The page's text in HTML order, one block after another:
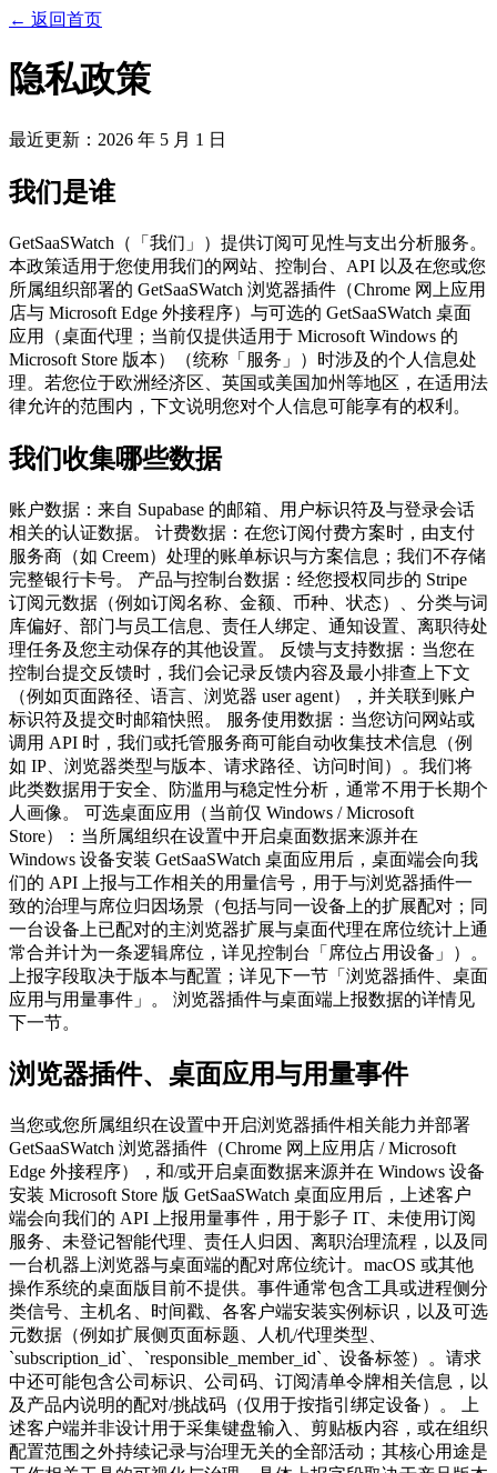
← 返回首页
隐私政策
最近更新：2026 年 5 月 1 日
我们是谁
GetSaaSWatch（「我们」）提供订阅可见性与支出分析服务。
本政策适用于您使用我们的网站、控制台、API 以及在您或您
所属组织部署的 GetSaaSWatch 浏览器插件（Chrome 网上应用
店与 Microsoft Edge 外接程序）与可选的 GetSaaSWatch 桌面
应用（桌面代理；当前仅提供适用于 Microsoft Windows 的
Microsoft Store 版本）（统称「服务」）时涉及的个人信息处
理。若您位于欧洲经济区、英国或美国加州等地区，在适用法
律允许的范围内，下文说明您对个人信息可能享有的权利。
我们收集哪些数据
账户数据：来自 Supabase 的邮箱、用户标识符及与登录会话
相关的认证数据。 计费数据：在您订阅付费方案时，由支付
服务商（如 Creem）处理的账单标识与方案信息；我们不存储
完整银行卡号。 产品与控制台数据：经您授权同步的 Stripe
订阅元数据（例如订阅名称、金额、币种、状态）、分类与词
库偏好、部门与员工信息、责任人绑定、通知设置、离职待处
理任务及您主动保存的其他设置。 反馈与支持数据：当您在
控制台提交反馈时，我们会记录反馈内容及最小排查上下文
（例如页面路径、语言、浏览器 user agent），并关联到账户
标识符及提交时邮箱快照。 服务使用数据：当您访问网站或
调用 API 时，我们或托管服务商可能自动收集技术信息（例
如 IP、浏览器类型与版本、请求路径、访问时间）。我们将
此类数据用于安全、防滥用与稳定性分析，通常不用于长期个
人画像。 可选桌面应用（当前仅 Windows / Microsoft
Store）：当所属组织在设置中开启桌面数据来源并在
Windows 设备安装 GetSaaSWatch 桌面应用后，桌面端会向我
们的 API 上报与工作相关的用量信号，用于与浏览器插件一
致的治理与席位归因场景（包括与同一设备上的扩展配对；同
一台设备上已配对的主浏览器扩展与桌面代理在席位统计上通
常合并计为一条逻辑席位，详见控制台「席位占用设备」）。
上报字段取决于版本与配置；详见下一节「浏览器插件、桌面
应用与用量事件」。 浏览器插件与桌面端上报数据的详情见
下一节。
浏览器插件、桌面应用与用量事件
当您或您所属组织在设置中开启浏览器插件相关能力并部署
GetSaaSWatch 浏览器插件（Chrome 网上应用店 / Microsoft
Edge 外接程序），和/或开启桌面数据来源并在 Windows 设备
安装 Microsoft Store 版 GetSaaSWatch 桌面应用后，上述客户
端会向我们的 API 上报用量事件，用于影子 IT、未使用订阅
服务、未登记智能代理、责任人归因、离职治理流程，以及同
一台机器上浏览器与桌面端的配对席位统计。macOS 或其他
操作系统的桌面版目前不提供。事件通常包含工具或进程侧分
类信号、主机名、时间戳、各客户端安装实例标识，以及可选
元数据（例如扩展侧页面标题、人机/代理类型、
`subscription_id`、`responsible_member_id`、设备标签）。请求
中还可能包含公司标识、公司码、订阅清单令牌相关信息，以
及产品内说明的配对/挑战码（仅用于按指引绑定设备）。 上
述客户端并非设计用于采集键盘输入、剪贴板内容，或在组织
配置范围之外持续记录与治理无关的全部活动；其核心用途是